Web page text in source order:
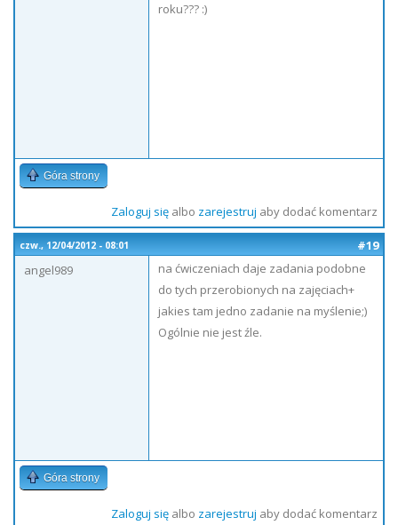
roku??? :)
Góra strony
Zaloguj sięalbo zarejestruj aby dodać komentarz
czw., 12/04/2012 - 08:01
#19
angel989
na ćwiczeniach daje zadania podobne
do tych przerobionych na zajęciach+
jakies tam jedno zadanie na myślenie;)
Ogólnie nie jest źle.
Góra strony
Zaloguj sięalbo zarejestruj aby dodać komentarz